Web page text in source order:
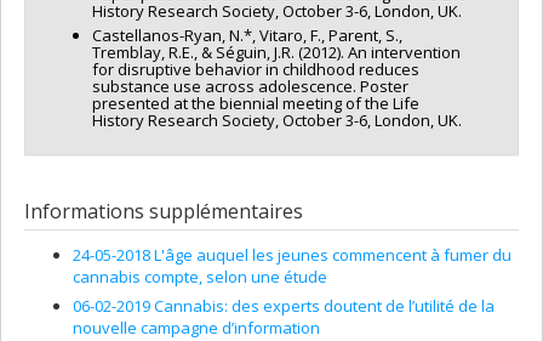
History Research Society, October 3-6, London, UK.
Castellanos-Ryan, N.*, Vitaro, F., Parent, S.,
Tremblay, R.E., & Séguin, J.R. (2012). An intervention
for disruptive behavior in childhood reduces
substance use across adolescence. Poster
presented at the biennial meeting of the Life
History Research Society, October 3-6, London, UK.
Informations supplémentaires
24-05-2018 L'âge auquel les jeunes commencent à fumer du
cannabis compte, selon une étude
06-02-2019 Cannabis: des experts doutent de l’utilité de la
nouvelle campagne d’information